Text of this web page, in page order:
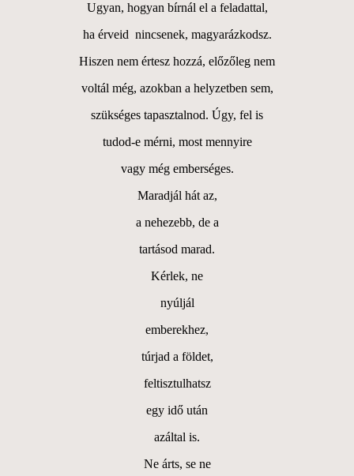
Ugyan, hogyan bírnál el a feladattal,
ha érveid nincsenek, magyarázkodsz.
Hiszen nem értesz hozzá, előzőleg nem
voltál még, azokban a helyzetben sem,
szükséges tapasztalnod. Úgy, fel is
tudod-e mérni, most mennyire
vagy még emberséges.
Maradjál hát az,
a nehezebb, de a
tartásod marad.
Kérlek, ne
nyúljál
emberekhez,
túrjad a földet,
feltisztulhatsz
egy idő után
azáltal is.
Ne árts, se ne